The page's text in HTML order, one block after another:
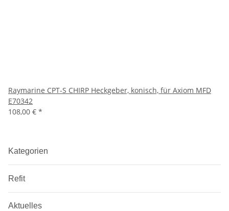
Raymarine CPT-S CHIRP Heckgeber, konisch, für Axiom MFD
E70342
108,00 € *
Kategorien
Refit
Aktuelles